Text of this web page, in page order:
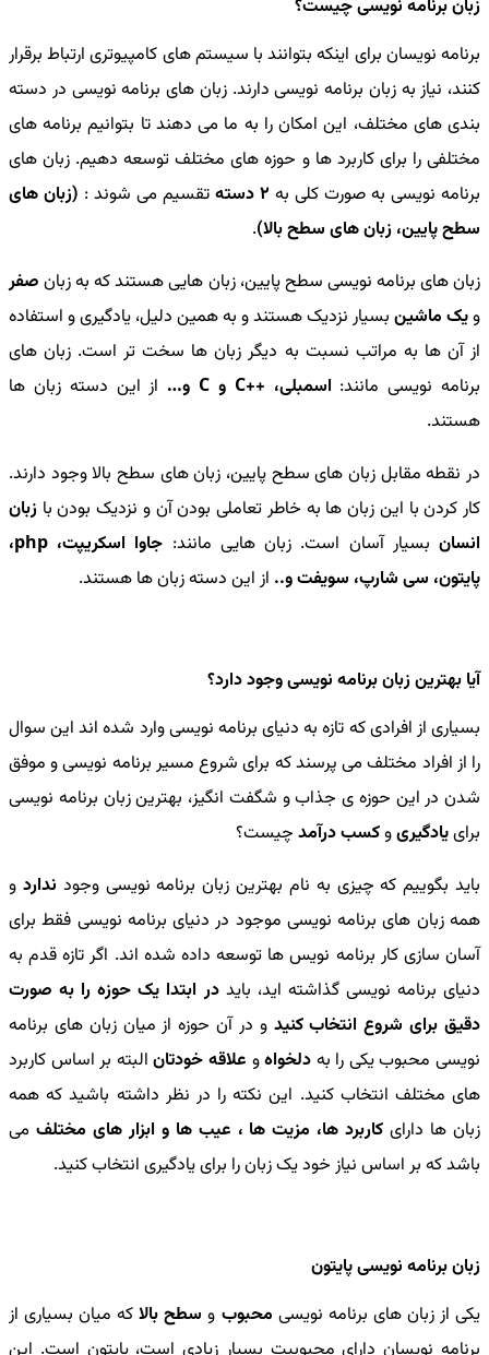
زبان برنامه نویسی چیست؟
برنامه نویسان برای اینکه بتوانند با سیستم های کامپیوتری ارتباط برقرار
کنند، نیاز به زبان برنامه نویسی دارند. زبان های برنامه نویسی در دسته
بندی های مختلف، این امکان را به ما می دهند تا بتوانیم برنامه های
مختلفی را برای کاربرد ها و حوزه های مختلف توسعه دهیم. زبان های
برنامه نویسی به صورت کلی به
تقسیم می شوند : (زبان های
سطح پایین، زبان های سطح بالا).
زبان های برنامه نویسی سطح پایین، زبان هایی هستند که به زبان صفر
ویک ماشین بسیار نزدیک هستند و به همین دلیل، یادگیری و استفاده
از آن ها به مراتب نسبت به دیگر زبان ها سخت تر است. زبان های
برنامه نویسی مانند: اسمبلی، ++C و C و…
از این دسته زبان ها
هستند.
در نقطه مقابل زبان های سطح پایین، زبان های سطح بالا وجود دارند.
کار کردن با این زبان ها به خاطر تعاملی بودن آن و نزدیک بودن با زبان
انسان بسیار آسان است. زبان هایی مانند:
جاوا اسکریپت، php،
پایتون، سی شارپ، سویفت و.. از این دسته زبان ها هستند.
آیا بهترین زبان برنامه نویسی وجود دارد؟
بسیاری از افرادی که تازه به دنیای برنامه نویسی وارد شده اند این سوال
را از افراد مختلف می پرسند که برای شروع مسیر برنامه نویسی و موفق
شدن در این حوزه ی جذاب و شگفت انگیز، بهترین زبان برنامه نویسی
براییادگیریوکسب درآمد چیست؟
باید بگوییم که چیزی به نام بهترین زبان برنامه نویسی وجود ندارد و
همه زبان های برنامه نویسی موجود در دنیای برنامه نویسی فقط برای
آسان سازی کار برنامه نویس ها توسعه داده شده اند. اگر تازه قدم به
دنیای برنامه نویسی گذاشته اید، بایددر ابتدا یک حوزه را به صورت
دقیق برای شروع انتخاب کنید و در آن حوزه از میان زبان های برنامه
نویسی محبوب یکی را به دلخواهو علاقه خودتان البته بر اساس کاربرد
های مختلف انتخاب کنید. این نکته را در نظر داشته باشید که همه
زبان ها دارای کاربرد ها، مزیت ها ، عیب ها و ابزار های مختلف می
باشد که بر اساس نیاز خود یک زبان را برای یادگیری انتخاب کنید.
زبان برنامه نویسی پایتون
یکی از زبان های برنامه نویسی محبوب و سطح بالا که میان بسیاری از